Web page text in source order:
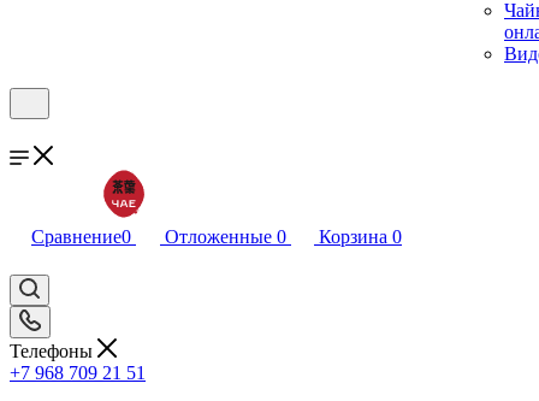
Сравнение0 Отложенные 0 Корзина 0
Телефоны
+7 968 709 21 51